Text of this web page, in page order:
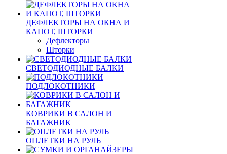
ДЕФЛЕКТОРЫ НА ОКНА И
КАПОТ, ШТОРКИ
Дефлекторы
Шторки
СВЕТОДИОДНЫЕ БАЛКИ
ПОДЛОКОТНИКИ
КОВРИКИ В САЛОН И
БАГАЖНИК
ОПЛЕТКИ НА РУЛЬ